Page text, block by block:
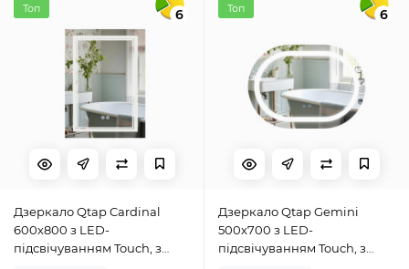
6
Топ
Дзеркало Qtap Cardinal
600х800 з LED-
підсвічуванням Touch, з
6
Топ
Дзеркало Qtap Gemini
500х700 з LED-
підсвічуванням Touch, з